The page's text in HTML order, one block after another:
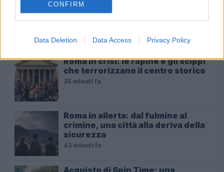
CONFIRM
Data Deletion Data Access Privacy Policy
ULTIME NOTIZIE
Roma in crisi: le rapine e gli scippi
che terrorizzano il centro storico
25 minuti fa
Roma in allerta: dal fulmine al
crimine, una città alla deriva della
sicurezza
42 minuti fa
Acquisto di Spin Time: una